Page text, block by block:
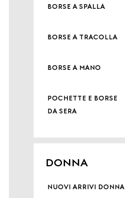
borse a spalla
borse a tracolla
borse a mano
pochette e borse
da sera
DONNA
nuovi arrivi donna